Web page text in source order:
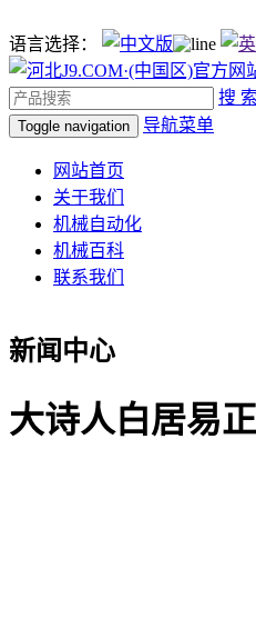
语言选择：
搜 索
Toggle navigation 导航菜单
网站首页
关于我们
机械自动化
机械百科
联系我们
新闻中心
大诗人白居易